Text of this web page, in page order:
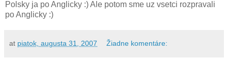
Polsky ja po Anglicky :) Ale potom sme uz vsetci rozpravali
po Anglicky :)
at piatok, augusta 31, 2007 Žiadne komentáre: